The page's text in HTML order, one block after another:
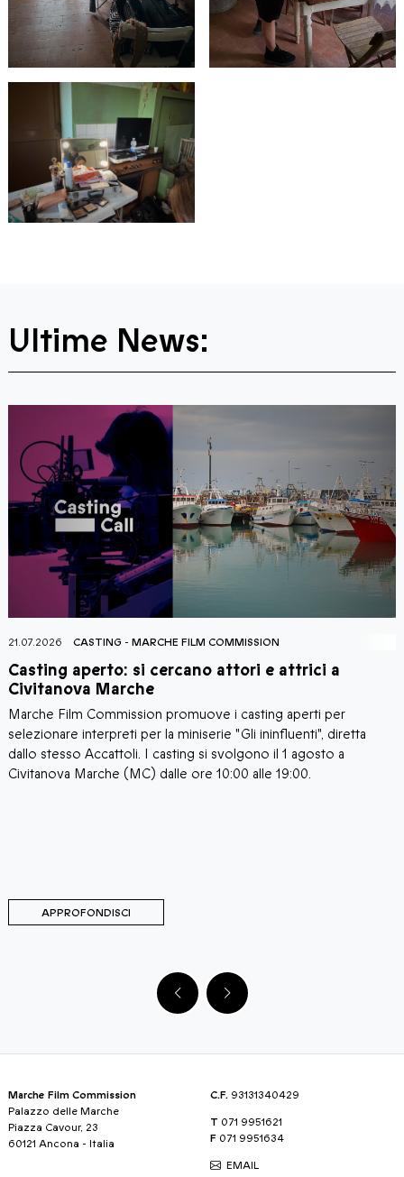
Ultime News:
21.07.2026 AGORÀ CINEMA-LA FONDAZIONE-
Corti al Castello Film Festival: tre serate di
cortometraggi a Moresco
Il borgo di Moresco (FM) accoglie la nuova edizione di Corti
Castello Film Festival, la rassegna dedicata alla visione di
cortometraggi italiani e marchigiani che dal 24 al 26 luglio 2026
animerà tre serate-evento nella splendida cornice di Piazza
APPROFONDISCI
Marche Film Commission
Palazzo delle Marche
Piazza Cavour, 23
60121 Ancona - Italia
C.F. 93131340429
T 071 9951621
F 071 9951634
EMAIL